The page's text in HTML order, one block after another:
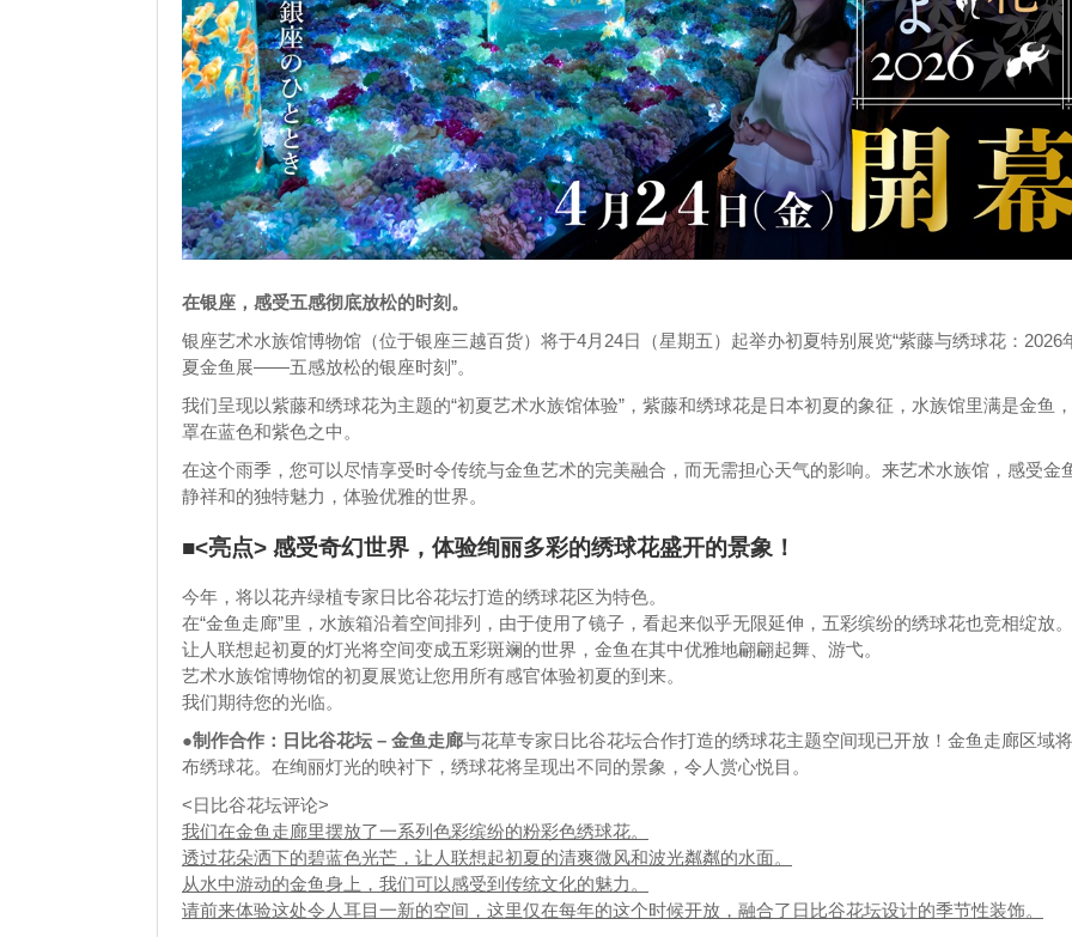
在银座，感受五感彻底放松的时刻。
银座艺术水族馆博物馆（位于银座三越百货）将于4月24日（星期五）起举办初夏特别展览“紫藤与绣球花：2026
夏金鱼展——五感放松的银座时刻”。
我们呈现以紫藤和绣球花为主题的“初夏艺术水族馆体验”，紫藤和绣球花是日本初夏的象征，水族馆里满是金鱼
罩在蓝色和紫色之中。
在这个雨季，您可以尽情享受时令传统与金鱼艺术的完美融合，而无需担心天气的影响。来艺术水族馆，感受金
静祥和的独特魅力，体验优雅的世界。
■<亮点> 感受奇幻世界，体验绚丽多彩的绣球花盛开的景象！
今年，将以花卉绿植专家日比谷花坛打造的绣球花区为特色。
在“金鱼走廊”里，水族箱沿着空间排列，由于使用了镜子，看起来似乎无限延伸，五彩缤纷的绣球花也竞相绽放。
让人联想起初夏的灯光将空间变成五彩斑斓的世界，金鱼在其中优雅地翩翩起舞、游弋。
艺术水族馆博物馆的初夏展览让您用所有感官体验初夏的到来。
我们期待您的光临。
●制作合作：日比谷花坛 – 金鱼走廊与花草专家日比谷花坛合作打造的绣球花主题空间现已开放！金鱼走廊区域
布绣球花。在绚丽灯光的映衬下，绣球花将呈现出不同的景象，令人赏心悦目。
<日比谷花坛评论>
我们在金鱼走廊里摆放了一系列色彩缤纷的粉彩色绣球花。
透过花朵洒下的碧蓝色光芒，让人联想起初夏的清爽微风和波光粼粼的水面。
从水中游动的金鱼身上，我们可以感受到传统文化的魅力。
请前来体验这处令人耳目一新的空间，这里仅在每年的这个时候开放，融合了日比谷花坛设计的季节性装饰。